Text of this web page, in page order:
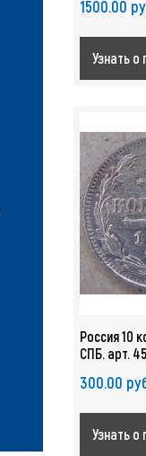
1500.00
Узнать о
Россия 10
СПБ. арт.
300.00
Узнать о